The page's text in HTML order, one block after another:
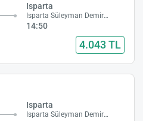
Isparta
Isparta Süleyman Demirel Havalimanı
14:50
4.043 TL
Isparta
Isparta Süleyman Demirel Havalimanı